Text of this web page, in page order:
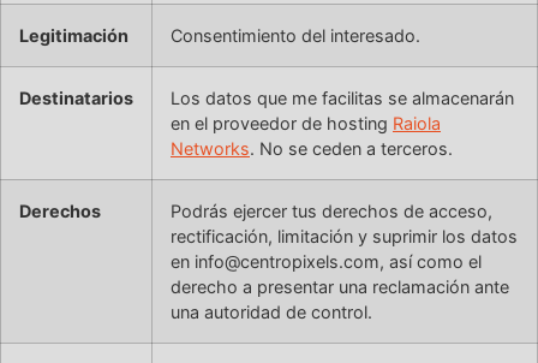
Legitimación Consentimiento del interesado.
Destinatarios
Los datos que me facilitas se almacenarán
en el proveedor de hosting Raiola
Networks. No se ceden a terceros.
Derechos
Podrás ejercer tus derechos de acceso,
rectificación, limitación y suprimir los datos
en info@centropixels.com, así como el
derecho a presentar una reclamación ante
una autoridad de control.